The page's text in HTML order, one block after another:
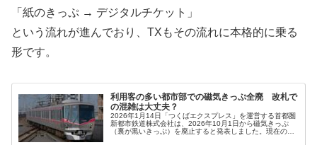
「紙のきっぷ → デジタルチケット」
という流れが進んでおり、TXもその流れに本格的に乗る
形です。
利用客の多い都市部での磁気きっぷ全廃 改札で
の混雑は大丈夫？
2026年1月14日「つくばエクスプレス」を運営する首都圏
新都市鉄道株式会社は、2026年10月1日から磁気きっぷ
（裏が黒いきっぷ）を廃止すると発表しました。現在の磁